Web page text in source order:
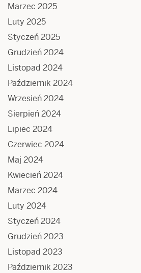
Marzec 2025
Luty 2025
Styczeń 2025
Grudzień 2024
Listopad 2024
Październik 2024
Wrzesień 2024
Sierpień 2024
Lipiec 2024
Czerwiec 2024
Maj 2024
Kwiecień 2024
Marzec 2024
Luty 2024
Styczeń 2024
Grudzień 2023
Listopad 2023
Październik 2023